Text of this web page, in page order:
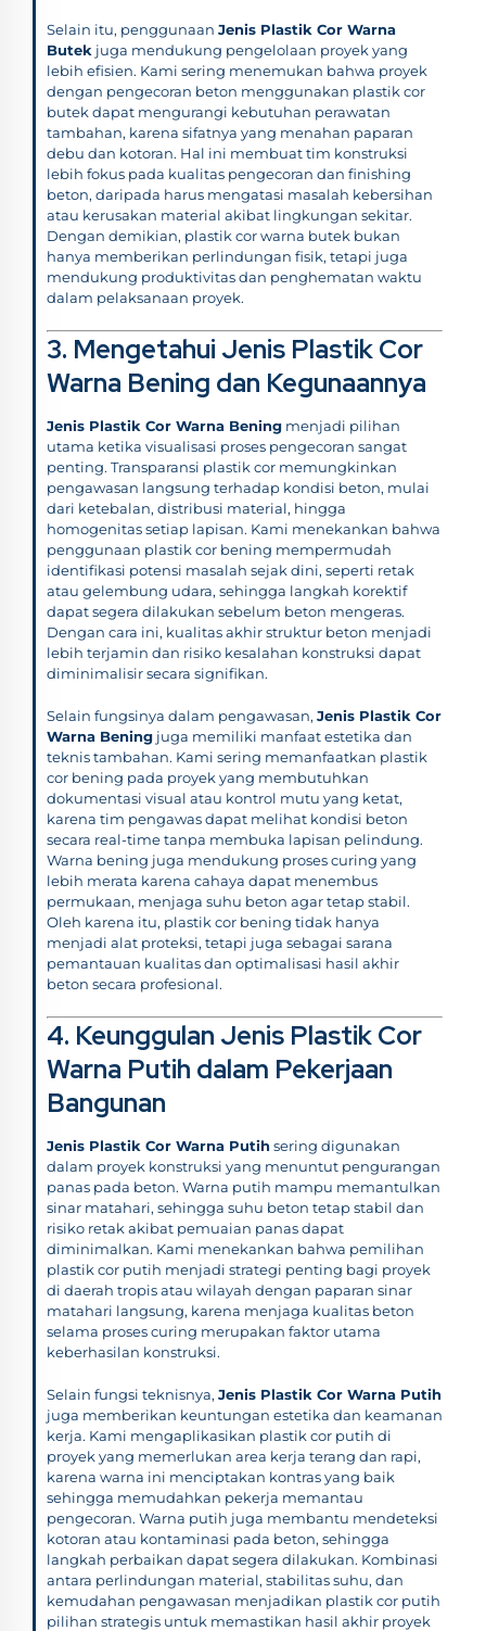
Selain itu, penggunaan Jenis Plastik Cor Warna
Butek juga mendukung pengelolaan proyek yang
lebih efisien. Kami sering menemukan bahwa proyek
dengan pengecoran beton menggunakan plastik cor
butek dapat mengurangi kebutuhan perawatan
tambahan, karena sifatnya yang menahan paparan
debu dan kotoran. Hal ini membuat tim konstruksi
lebih fokus pada kualitas pengecoran dan finishing
beton, daripada harus mengatasi masalah kebersihan
atau kerusakan material akibat lingkungan sekitar.
Dengan demikian, plastik cor warna butek bukan
hanya memberikan perlindungan fisik, tetapi juga
mendukung produktivitas dan penghematan waktu
dalam pelaksanaan proyek.
3. Mengetahui Jenis Plastik Cor
Warna Bening dan Kegunaannya
Jenis Plastik Cor Warna Bening menjadi pilihan
utama ketika visualisasi proses pengecoran sangat
penting. Transparansi plastik cor memungkinkan
pengawasan langsung terhadap kondisi beton, mulai
dari ketebalan, distribusi material, hingga
homogenitas setiap lapisan. Kami menekankan bahwa
penggunaan plastik cor bening mempermudah
identifikasi potensi masalah sejak dini, seperti retak
atau gelembung udara, sehingga langkah korektif
dapat segera dilakukan sebelum beton mengeras.
Dengan cara ini, kualitas akhir struktur beton menjadi
lebih terjamin dan risiko kesalahan konstruksi dapat
diminimalisir secara signifikan.
Selain fungsinya dalam pengawasan, Jenis Plastik Cor
Warna Bening juga memiliki manfaat estetika dan
teknis tambahan. Kami sering memanfaatkan plastik
cor bening pada proyek yang membutuhkan
dokumentasi visual atau kontrol mutu yang ketat,
karena tim pengawas dapat melihat kondisi beton
secara real-time tanpa membuka lapisan pelindung.
Warna bening juga mendukung proses curing yang
lebih merata karena cahaya dapat menembus
permukaan, menjaga suhu beton agar tetap stabil.
Oleh karena itu, plastik cor bening tidak hanya
menjadi alat proteksi, tetapi juga sebagai sarana
pemantauan kualitas dan optimalisasi hasil akhir
beton secara profesional.
4. Keunggulan Jenis Plastik Cor
Warna Putih dalam Pekerjaan
Bangunan
Jenis Plastik Cor Warna Putihsering digunakan
dalam proyek konstruksi yang menuntut pengurangan
panas pada beton. Warna putih mampu memantulkan
sinar matahari, sehingga suhu beton tetap stabil dan
risiko retak akibat pemuaian panas dapat
diminimalkan. Kami menekankan bahwa pemilihan
plastik cor putih menjadi strategi penting bagi proyek
di daerah tropis atau wilayah dengan paparan sinar
matahari langsung, karena menjaga kualitas beton
selama proses curing merupakan faktor utama
keberhasilan konstruksi.
Selain fungsi teknisnya, Jenis Plastik Cor Warna Putih
juga memberikan keuntungan estetika dan keamanan
kerja. Kami mengaplikasikan plastik cor putih di
proyek yang memerlukan area kerja terang dan rapi,
karena warna ini menciptakan kontras yang baik
sehingga memudahkan pekerja memantau
pengecoran. Warna putih juga membantu mendeteksi
kotoran atau kontaminasi pada beton, sehingga
langkah perbaikan dapat segera dilakukan. Kombinasi
antara perlindungan material, stabilitas suhu, dan
kemudahan pengawasan menjadikan plastik cor putih
pilihan strategis untuk memastikan hasil akhir proyek